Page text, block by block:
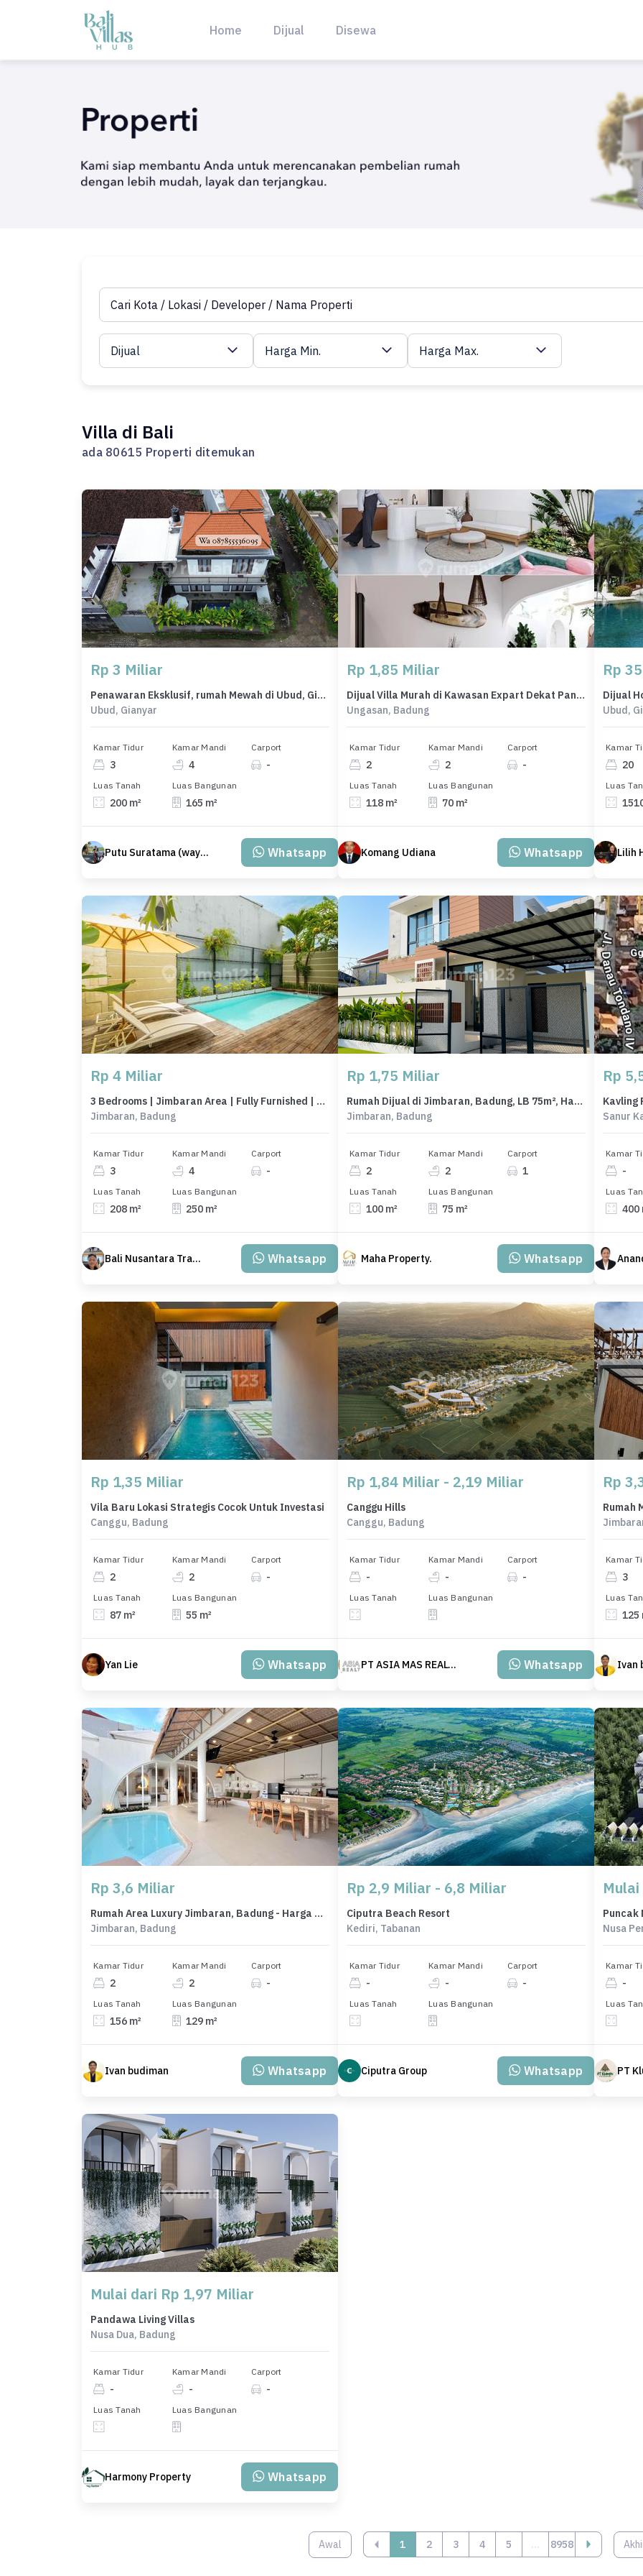
Home Dijual Disewa
Dijual Harga Min. Harga Max.
Villa di Bali
ada 80615 Properti ditemukan
Rp 3 Miliar
Penawaran Eksklusif, rumah Mewah di Ubud, Gianyar, LB 165m²
Ubud, Gianyar
Kamar Tidur
3
Kamar Mandi
4
Carport
-
Luas Tanah
200 m²
Luas Bangunan
165 m²
Putu Suratama (wayanjaka) Whatsapp
Rp 1,85 Miliar
Dijual Villa Murah di Kawasan Expart Dekat Pantai Melasti Ungasan
Ungasan, Badung
Kamar Tidur
2
Kamar Mandi
2
Carport
-
Luas Tanah
118 m²
Luas Bangunan
70 m²
Komang Udiana Whatsapp
Rp
Ubud,
Kamar
20
Luas
Lilih
Rp 4 Miliar
3 Bedrooms | Jimbaran Area | Fully Furnished | Stratgic Locations
Jimbaran, Badung
Kamar Tidur
3
Kamar Mandi
4
Carport
-
Luas Tanah
208 m²
Luas Bangunan
250 m²
Bali Nusantara Travel Whatsapp
Rp 1,75 Miliar
Rumah Dijual di Jimbaran, Badung, LB 75m², Harga Terbaik!
Jimbaran, Badung
Kamar Tidur
2
Kamar Mandi
2
Carport
1
Luas Tanah
100 m²
Luas Bangunan
75 m²
Maha Property. Whatsapp
Rp
Sanur
Kamar
-
Luas
400
Rp 1,35 Miliar
Vila Baru Lokasi Strategis Cocok Untuk Investasi
Canggu, Badung
Kamar Tidur
2
Kamar Mandi
2
Carport
-
Luas Tanah
87 m²
Luas Bangunan
55 m²
Yan Lie Whatsapp
Rp 1,84 Miliar - 2,19 Miliar
Canggu Hills
Canggu, Badung
Kamar Tidur
-
Kamar Mandi
-
Carport
-
Luas Tanah Luas Bangunan
PT ASIA MAS REALTY Whatsapp
Rp
Kamar
3
Luas
125
Ivan
Rp 3,6 Miliar
Rumah Area Luxury Jimbaran, Badung - Harga Menarik 3,6 Miliar
Jimbaran, Badung
Kamar Tidur
2
Kamar Mandi
2
Carport
-
Luas Tanah
156 m²
Luas Bangunan
129 m²
Ivan budiman Whatsapp
Rp 2,9 Miliar - 6,8 Miliar
Ciputra Beach Resort
Kediri, Tabanan
Kamar Tidur
-
Kamar Mandi
-
Carport
-
Luas Tanah Luas Bangunan
Ciputra Group Whatsapp
Puncak
Nusa
Kamar
-
Luas
Mulai dari Rp 1,97 Miliar
Pandawa Living Villas
Nusa Dua, Badung
Kamar Tidur
-
Kamar Mandi
-
Carport
-
Luas Tanah Luas Bangunan
Harmony Property Whatsapp
Awal ‹ 1 2 3 4 5 ... 8958